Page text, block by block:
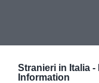
Stranieri in Italia -
Information